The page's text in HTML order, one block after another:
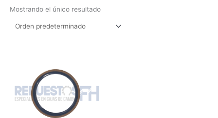
Mostrando el único resultado